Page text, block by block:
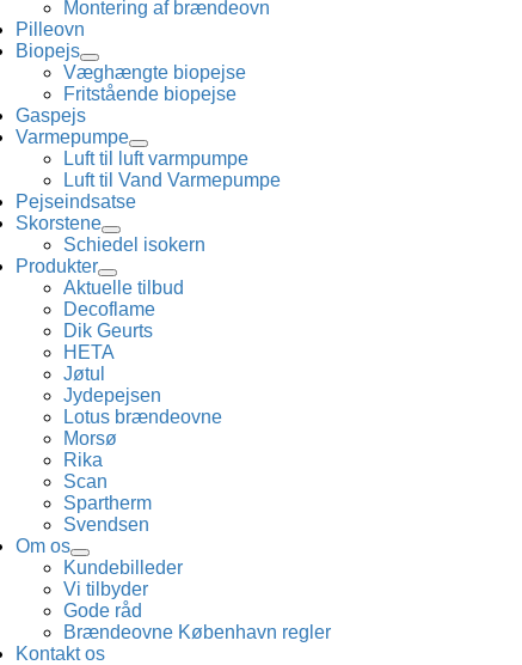
Montering af brændeovn
Pilleovn
Biopejs
Væghængte biopejse
Fritstående biopejse
Gaspejs
Varmepumpe
Luft til luft varmpumpe
Luft til Vand Varmepumpe
Pejseindsatse
Skorstene
Schiedel isokern
Produkter
Aktuelle tilbud
Decoflame
Dik Geurts
HETA
Jøtul
Jydepejsen
Lotus brændeovne
Morsø
Rika
Scan
Spartherm
Svendsen
Om os
Kundebilleder
Vi tilbyder
Gode råd
Brændeovne København regler
Kontakt os